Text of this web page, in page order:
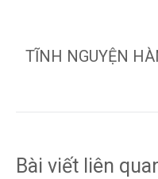
TĨNH NGUYỆN
Bài viết liên